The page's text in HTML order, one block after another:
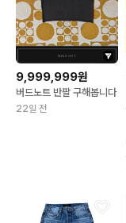
9,999,999원
버드노트 반팔 구해봅니다
22일 전